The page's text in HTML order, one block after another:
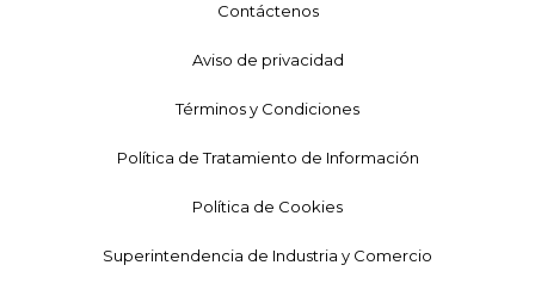
Contáctenos
Aviso de privacidad
Términos y Condiciones
Política de Tratamiento de Información
Política de Cookies
Superintendencia de Industria y Comercio